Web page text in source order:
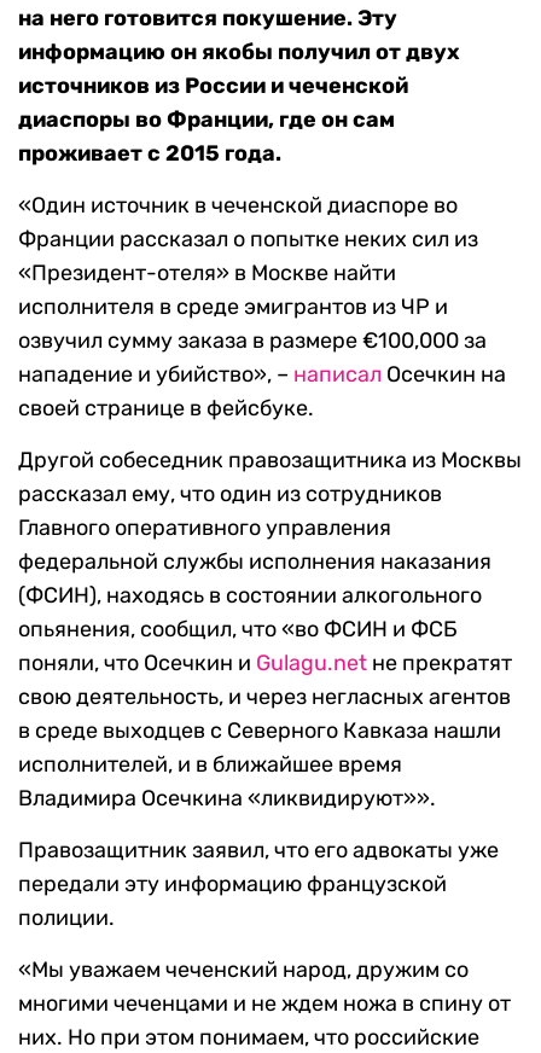
на него готовится покушение. Эту
информацию он якобы получил от двух
источников из России и чеченской
диаспоры во Франции, где он сам
проживает с 2015 года.
«Один источник в чеченской диаспоре во
Франции рассказал о попытке неких сил из
«Президент-отеля» в Москве найти
исполнителя в среде эмигрантов из ЧР и
озвучил сумму заказа в размере €100,000 за
нападение и убийство», – написал Осечкин на
своей странице в фейсбуке.
Другой собеседник правозащитника из Москвы
рассказал ему, что один из сотрудников
Главного оперативного управления
федеральной службы исполнения наказания
(ФСИН), находясь в состоянии алкогольного
опьянения, сообщил, что «во ФСИН и ФСБ
поняли, что Осечкин и Gulagu.net не прекратят
свою деятельность, и через негласных агентов
в среде выходцев с Северного Кавказа нашли
исполнителей, и в ближайшее время
Владимира Осечкина «ликвидируют»».
Правозащитник заявил, что его адвокаты уже
передали эту информацию французской
полиции.
«Мы уважаем чеченский народ, дружим со
многими чеченцами и не ждем ножа в спину от
них. Но при этом понимаем, что российские